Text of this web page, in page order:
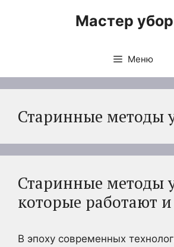
Мастер
Меню
Старинные методы
Старинные методы
которые работают и
В эпоху современных